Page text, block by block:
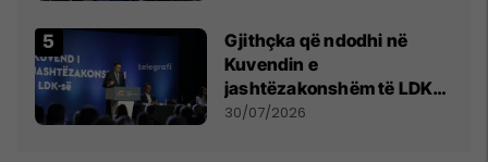
Gjithçka që ndodhi në
Kuvendin e
jashtëzakonshëm të LDK-
së
30/07/2026